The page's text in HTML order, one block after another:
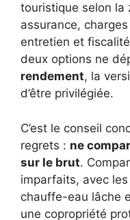
touristique selon la
assurance,
entretien et
deux options ne
rendement, la
d’être privilégiée.
C’est le conseil
regrets : ne
sur le brut.
imparfaits, avec
chauffe-eau lâche
une copropriété